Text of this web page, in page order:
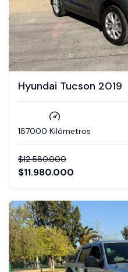
Hyundai Tucson 2019
187000 Kilómetros
$12.580.000
$11.980.000